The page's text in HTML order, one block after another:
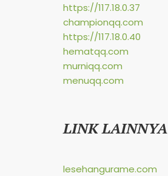
https://117.18.0.37
championqq.com
https://117.18.0.40
hematqq.com
murniqq.com
menuqq.com
LINK LAINNYA
lesehangurame.com